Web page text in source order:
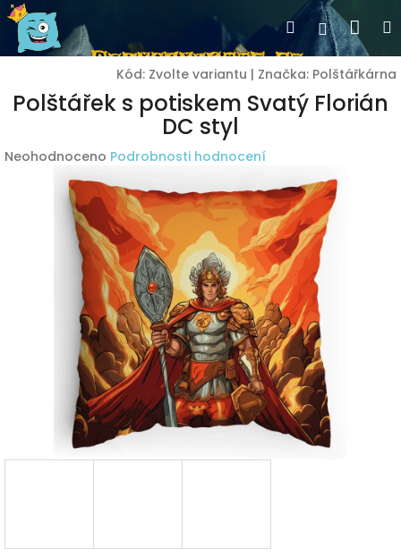
Přejít
na
obsah
Hledat
Kód: Zvolte variantu | Značka: Polštářkárna
Polštářek s potiskem Svatý Florián
DC styl
Průměrné
Neohodnoceno Podrobnosti hodnocení